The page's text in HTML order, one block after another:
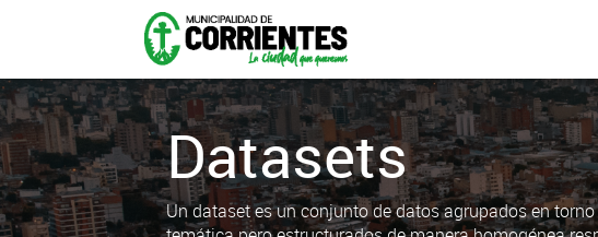
Datasets
Un dataset es un conjunto de datos agrupados en